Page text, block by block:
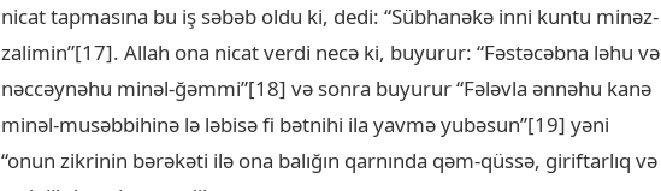
nicat tapmasına bu iş səbəb oldu ki, dedi: “Sübhanəkə inni kuntu minəz-
zalimin”[17]. Allah ona nicat verdi necə ki, buyurur: “Fəstəcəbna ləhu və
nəccəynəhu minəl-ğəmmi”[18] və sonra buyurur “Fələvla ənnəhu kanə
minəl-musəbbihinə lə ləbisə fi bətnihi ila yavmə yubəsun”[19] yəni
“onun zikrinin bərəkəti ilə ona balığın qarnında qəm-qüssə, giriftarlıq və